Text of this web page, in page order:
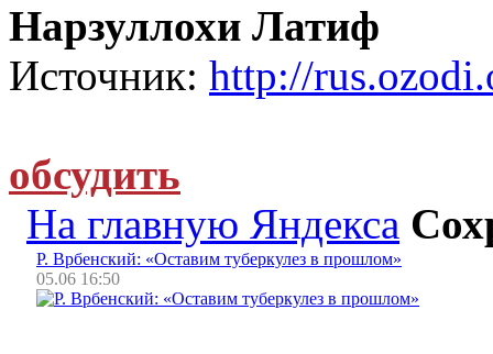
Нарзуллохи Латиф
Источник: http://
обсудить
На главную Яндекса
Р. Врбенский: «Оставим туберкулез в прошлом»
05.06 16:50